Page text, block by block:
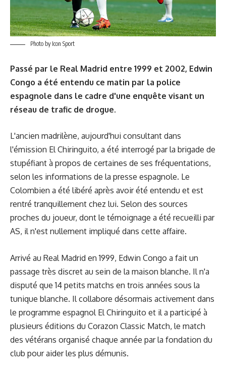
Photo by Icon Sport
Passé par le Real Madrid entre 1999 et 2002, Edwin
Congo a été entendu ce matin par la police
espagnole dans le cadre d'une enquête visant un
réseau de trafic de drogue.
L'ancien madrilène, aujourd'hui consultant dans
l'émission El Chiringuito, a été interrogé par la brigade de
stupéfiant à propos de certaines de ses fréquentations,
selon les informations de la presse espagnole. Le
Colombien a été libéré après avoir été entendu et est
rentré tranquillement chez lui. Selon des sources
proches du joueur, dont le témoignage a été recueilli par
AS, il n'est nullement impliqué dans cette affaire.
Arrivé au Real Madrid en 1999, Edwin Congo a fait un
passage très discret au sein de la maison blanche. Il n'a
disputé que 14 petits matchs en trois années sous la
tunique blanche. Il collabore désormais activement dans
le programme espagnol El Chiringuito et il a participé à
plusieurs éditions du Corazon Classic Match, le match
des vétérans organisé chaque année par la fondation du
club pour aider les plus démunis.